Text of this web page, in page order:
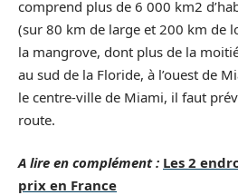
comprend plus de 6 000 km2
(sur 80 km de large et 200 km de
la mangrove, dont plus de la
au sud de la Floride, à l’ouest de
le centre-ville de Miami, il faut
route.
A lire en complément : Les 2
prix en France